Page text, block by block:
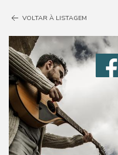
VOLTAR À LISTAGEM